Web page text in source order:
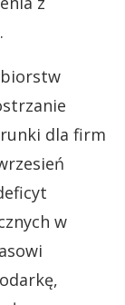
dla firm
w